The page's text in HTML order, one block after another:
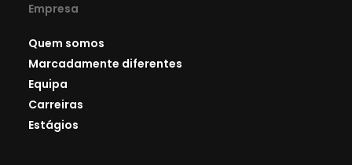
Empresa
Quem somos
Marcadamente diferentes
Equipa
Carreiras
Estágios